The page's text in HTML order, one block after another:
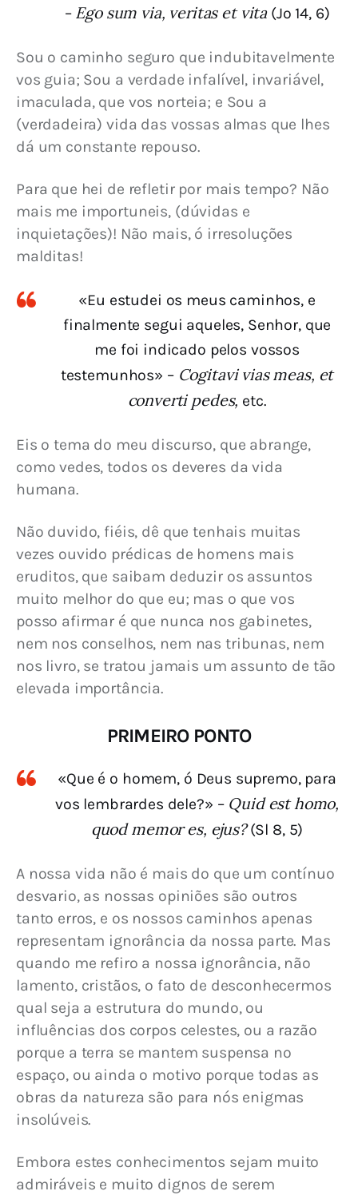
– Ego sum via, veritas et vita(Jo 14, 6)
Sou o caminho seguro que indubitavelmente
vos guia; Sou a verdade infalível, invariável,
imaculada, que vos norteia; e Sou a
(verdadeira) vida das vossas almas que lhes
dá um constante repouso.
Para que hei de refletir por mais tempo? Não
mais me importuneis, (dúvidas e
inquietações)! Não mais, ó irresoluções
malditas!
«Eu estudei os meus caminhos, e
finalmente segui aqueles, Senhor, que
me foi indicado pelos vossos
testemunhos» – Cogitavi vias meas, et
converti pedes, etc.
Eis o tema do meu discurso, que abrange,
como vedes, todos os deveres da vida
humana.
Não duvido, fiéis, dê que tenhais muitas
vezes ouvido prédicas de homens mais
eruditos, que saibam deduzir os assuntos
muito melhor do que eu; mas o que vos
posso afirmar é que nunca nos gabinetes,
nem nos conselhos, nem nas tribunas, nem
nos livro, se tratou jamais um assunto de tão
elevada importância.
PRIMEIRO PONTO
«Que é o homem, ó Deus supremo, para
vos lembrardes dele?» – Quid est homo,
quod memor es, ejus?(Sl 8, 5)
A nossa vida não é mais do que um contínuo
desvario, as nossas opiniões são outros
tanto erros, e os nossos caminhos apenas
representam ignorância da nossa parte. Mas
quando me refiro a nossa ignorância, não
lamento, cristãos, o fato de desconhecermos
qual seja a estrutura do mundo, ou
influências dos corpos celestes, ou a razão
porque a terra se mantem suspensa no
espaço, ou ainda o motivo porque todas as
obras da natureza são para nós enigmas
insolúveis.
Embora estes conhecimentos sejam muito
admiráveis e muito dignos de serem